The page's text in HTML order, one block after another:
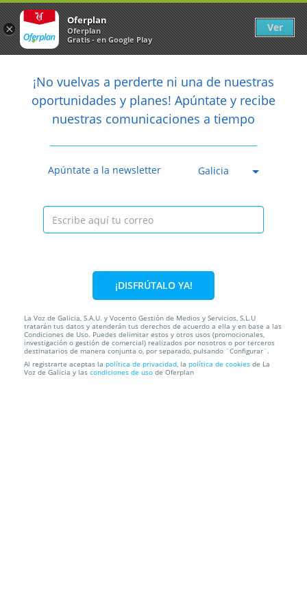

Caducada
Anterior
81% 99€ 19€
Pulsera Tailandia decorada con cristales SwarovskI
Envío a domicilio
arrow_back Newsletter
¡No vuelvas a perderte ni una de nuestras
oportunidades y planes! Apúntate y recibe
nuestras comunicaciones a tiempo
Apúntate a la newsletter Galicia
¡DISFRÚTALO YA!
La Voz de Galicia, S.A.U. y Vocento Gestión de Medios y Servicios, S.L.U
tratarán tus datos y atenderán tus derechos de acuerdo a ella y en base a las
Condiciones de Uso. Puedes delimitar estos y otros usos (promocionales,
investigación o gestión de comercial) realizados por nosotros o por terceros
destinatarios de manera conjunta o, por separado, pulsando ¨Configurar¨.
Al registrarte aceptas la política de privacidad, la política de cookies de La
Voz de Galicia y las condiciones de uso de Oferplan
×
Oferplan
Oferplan
Gratis - en Google Play
Ver